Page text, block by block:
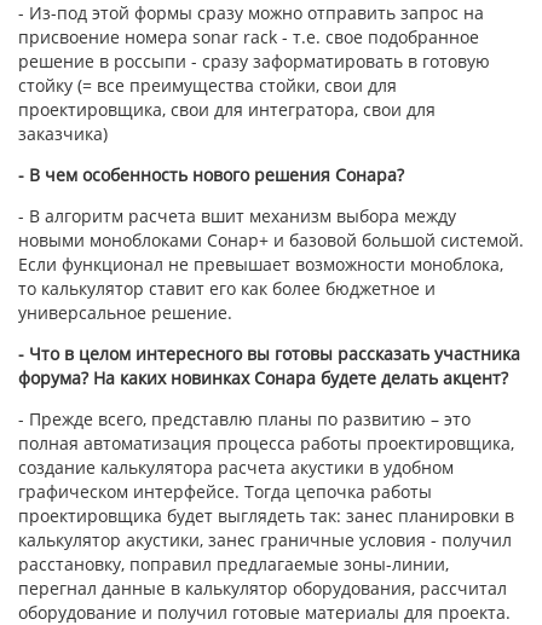
- Из-под этой формы сразу можно отправить запрос на
присвоение номера sonar rack - т.е. свое подобранное
решение в россыпи - сразу заформатировать в готовую
стойку (= все преимущества стойки, свои для
проектировщика, свои для интегратора, свои для
заказчика)
- В чем особенность нового решения Сонара?
- В алгоритм расчета вшит механизм выбора между
новыми моноблоками Сонар+ и базовой большой системой.
Если функционал не превышает возможности моноблока,
то калькулятор ставит его как более бюджетное и
универсальное решение.
- Что в целом интересного вы готовы рассказать участника
форума? На каких новинках Сонара будете делать акцент?
- Прежде всего, представлю планы по развитию – это
полная автоматизация процесса работы проектировщика,
создание калькулятора расчета акустики в удобном
графическом интерфейсе. Тогда цепочка работы
проектировщика будет выглядеть так: занес планировки в
калькулятор акустики, занес граничные условия - получил
расстановку, поправил предлагаемые зоны-линии,
перегнал данные в калькулятор оборудования, рассчитал
оборудование и получил готовые материалы для проекта.